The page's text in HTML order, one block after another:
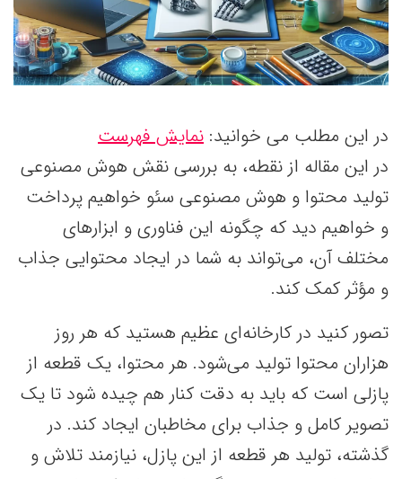
در این مطلب می خوانید: نمایش فهرست
در این مقاله از نقطه، به بررسی نقش هوش مصنوعی
تولید محتوا و هوش مصنوعی سئو خواهیم پرداخت
و خواهیم دید که چگونه این فناوری و ابزارهای
مختلف آن، می‌تواند به شما در ایجاد محتوایی جذاب
و مؤثر کمک کند.
تصور کنید در کارخانه‌ای عظیم هستید که هر روز
هزاران محتوا تولید می‌شود. هر محتوا، یک قطعه از
پازلی است که باید به دقت کنار هم چیده شود تا یک
تصویر کامل و جذاب برای مخاطبان ایجاد کند. در
گذشته، تولید هر قطعه از این پازل، نیازمند تلاش و